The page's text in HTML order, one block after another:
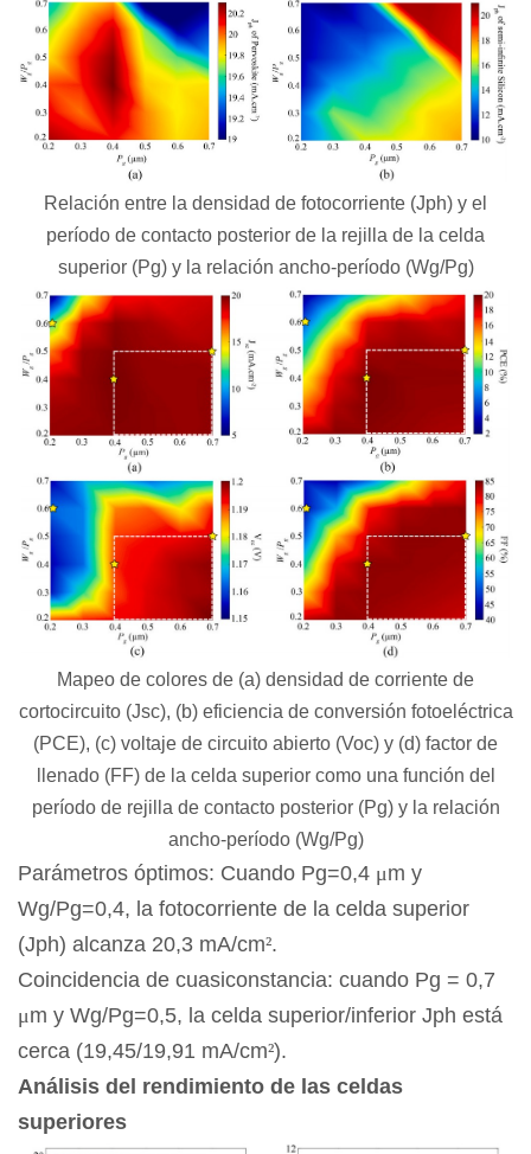
Relación entre la densidad de fotocorriente (Jph) y el
período de contacto posterior de la rejilla de la celda
superior (Pg) y la relación ancho-período (Wg/Pg)
Mapeo de colores de (a) densidad de corriente de
cortocircuito (Jsc), (b) eficiencia de conversión fotoeléctrica
(PCE), (c) voltaje de circuito abierto (Voc) y (d) factor de
llenado (FF) de la celda superior como una función del
período de rejilla de contacto posterior (Pg) y la relación
ancho-período (Wg/Pg)
Parámetros óptimos: Cuando Pg=0,4 μm y
Wg/Pg=0,4, la fotocorriente de la celda superior
(Jph) alcanza 20,3 mA/cm².
Coincidencia de cuasiconstancia: cuando Pg = 0,7
μm y Wg/Pg=0,5, la celda superior/inferior Jph está
cerca (19,45/19,91 mA/cm²).
Análisis del rendimiento de las celdas
superiores